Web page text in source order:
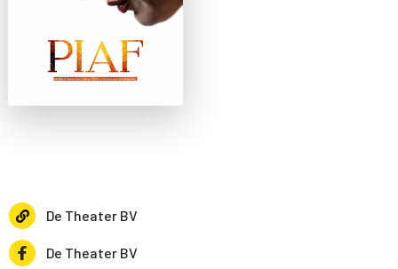
De Theater BV
De Theater BV